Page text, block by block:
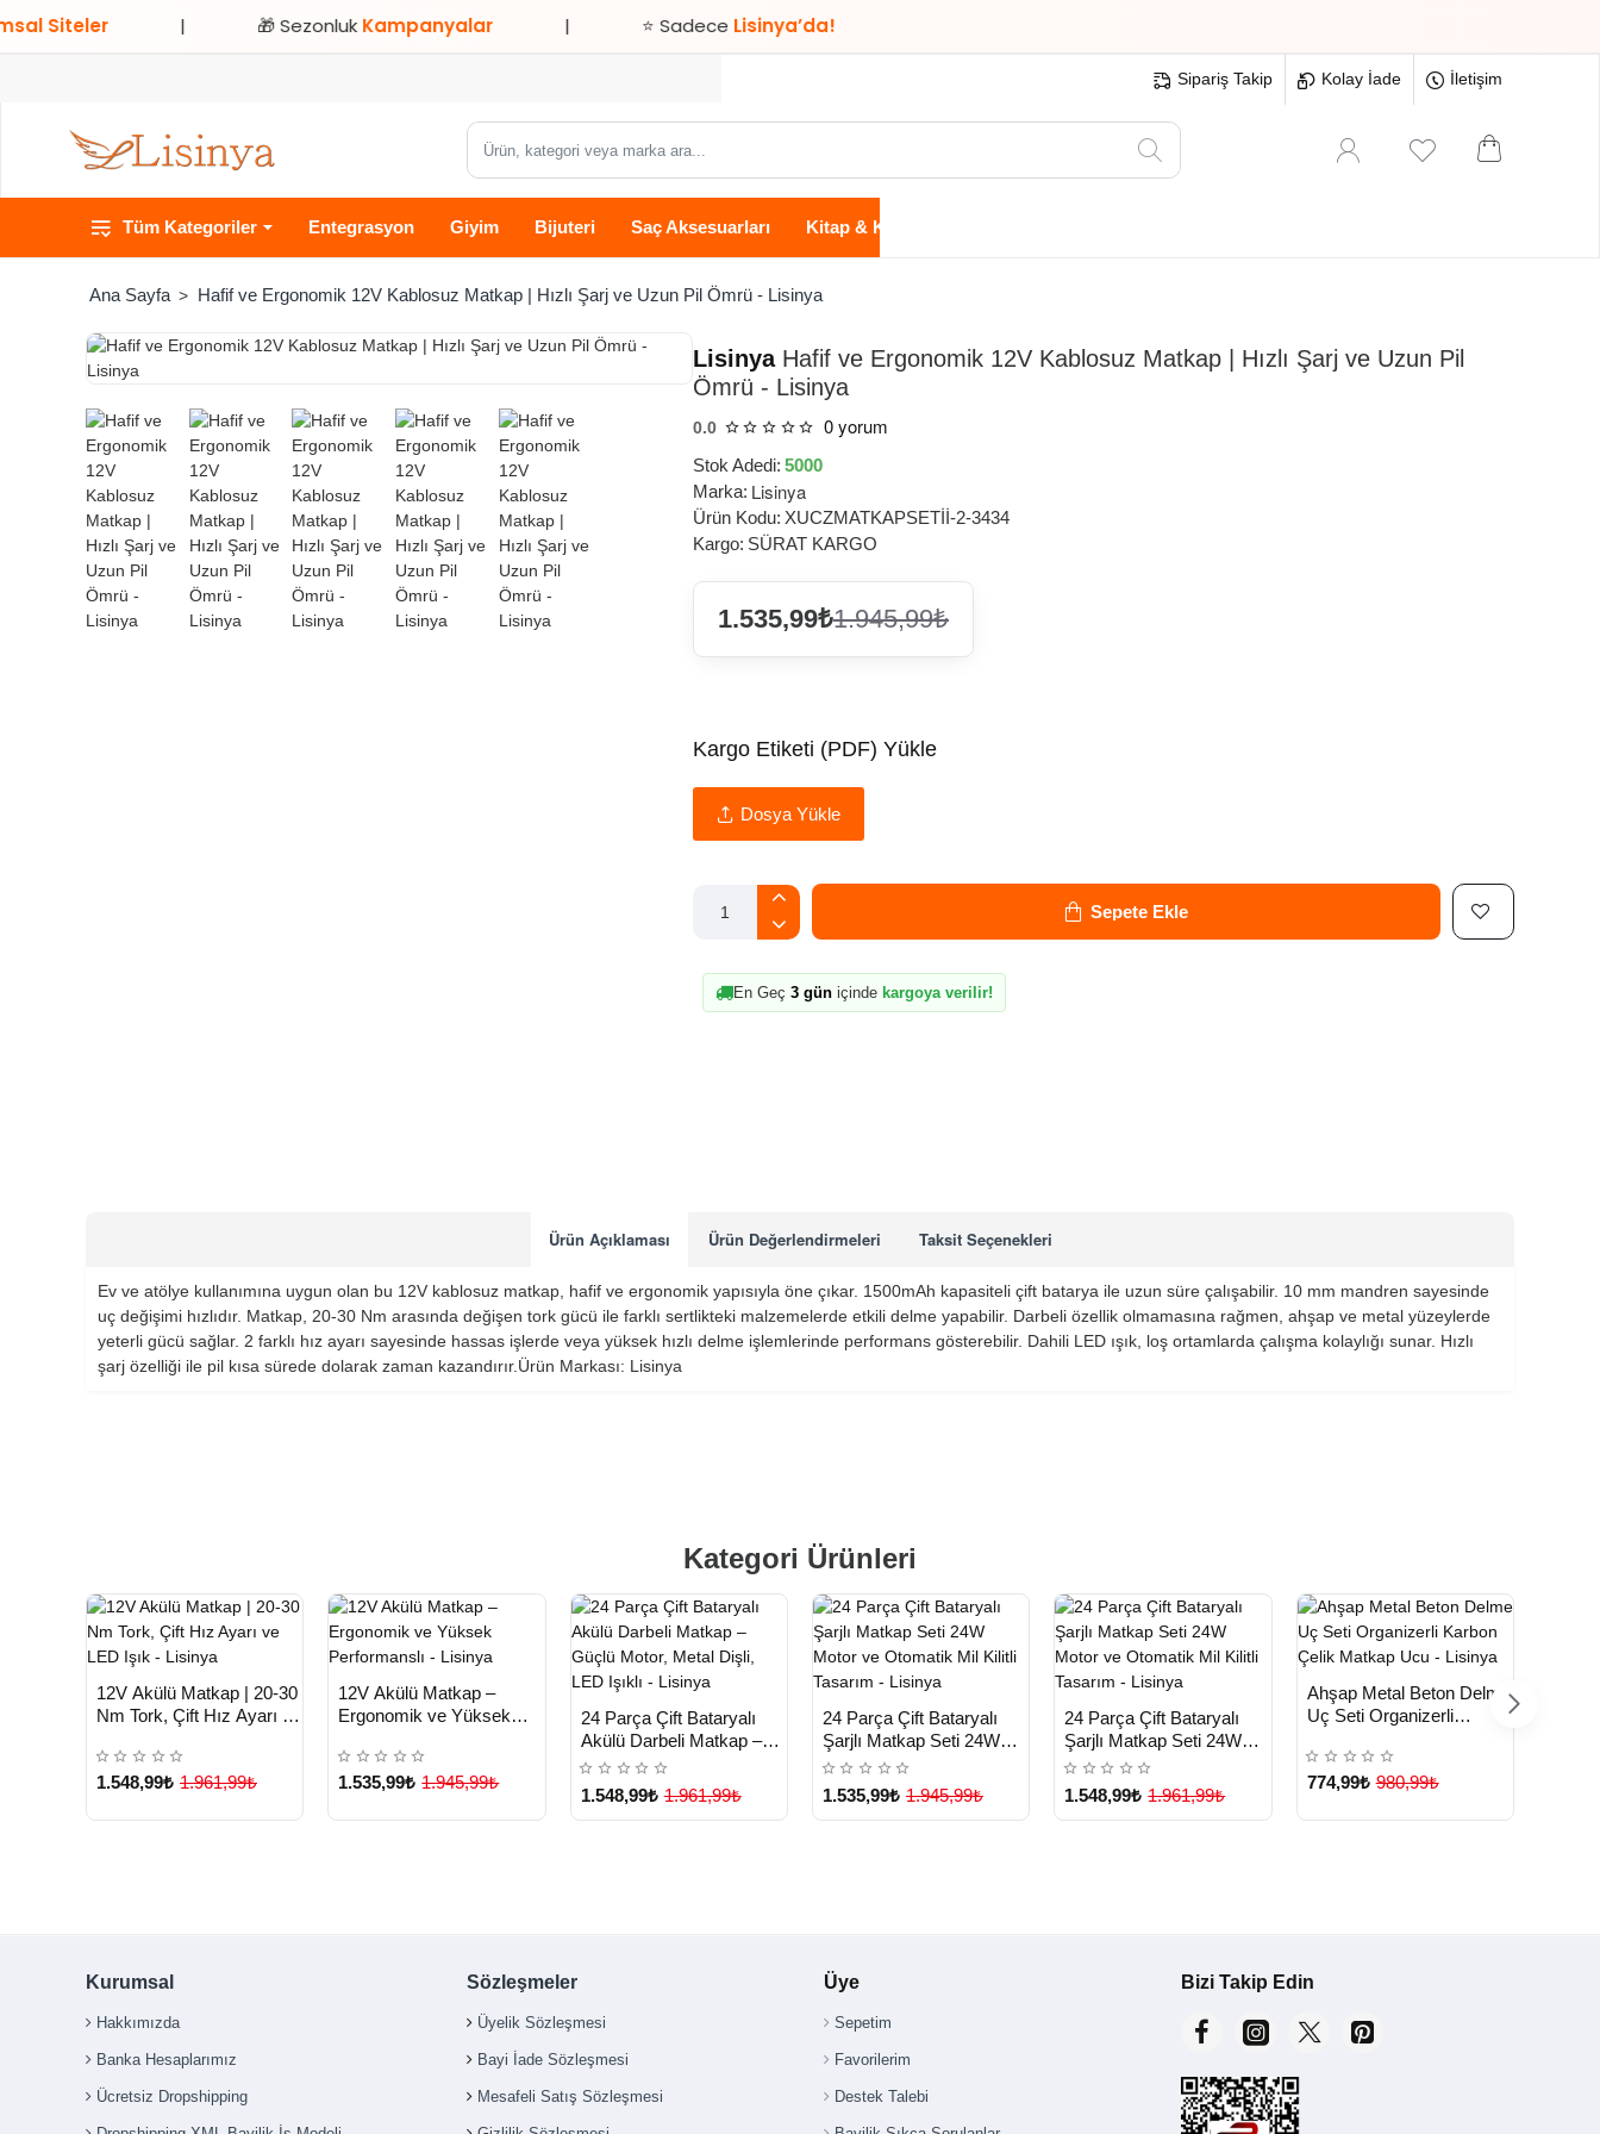
🎁 SezonlukKampanyalar ⭐ SadeceLisinya’da!
Sipariş Takip Kolay İade İletişim
Ürün,
marka
ara...
Tüm Kategoriler Entegrasyon Giyim Bijuteri Saç Aksesuarları Kitap & Kırtasiye
Hafif ve Ergonomik 12V Kablosuz Matkap | Hızlı Şarj ve Uzun Pil Ömrü - Lisinya
LisinyaHafif ve Ergonomik 12V Kablosuz Matkap | Hızlı Şarj ve Uzun Pil
Ömrü - Lisinya
0.0 0 yorum
Stok Adedi: 5000
Marka: Lisinya
Ürün Kodu: XUCZMATKAPSETİİ-2-3434
Kargo: SÜRAT KARGO
1.535,99₺1.945,99₺
Kargo Etiketi (PDF) Yükle
Dosya Yükle
Sepete Ekle
En Geç 3 gün içinde kargoya verilir!
Ürün Açıklaması Ürün Değerlendirmeleri Taksit Seçenekleri
Ev ve atölye kullanımına uygun olan bu 12V kablosuz matkap, hafif ve ergonomik yapısıyla öne çıkar. 1500mAh kapasiteli çift batarya ile uzun süre çalışabilir. 10 mm mandren sayesinde
uç değişimi hızlıdır. Matkap, 20-30 Nm arasında değişen tork gücü ile farklı sertlikteki malzemelerde etkili delme yapabilir. Darbeli özellik olmamasına rağmen, ahşap ve metal yüzeylerde
yeterli gücü sağlar. 2 farklı hız ayarı sayesinde hassas işlerde veya yüksek hızlı delme işlemlerinde performans gösterebilir. Dahili LED ışık, loş ortamlarda çalışma kolaylığı sunar. Hızlı
şarj özelliği ile pil kısa sürede dolarak zaman kazandırır.Ürün Markası: Lisinya
Kategori Ürünleri
TESLİMAT
12V Akülü Matkap | 20-30
Nm Tork, Çift Hız Ayarı ve
1.548,99₺ 1.961,99₺
TESLİMAT
12V Akülü Matkap –
Ergonomik ve Yüksek
1.535,99₺ 1.945,99₺
TESLİMAT
24 Parça Çift Bataryalı
Akülü Darbeli Matkap –
Güçlü Motor, Metal Dişli,
LED Işıklı - Lisinya
1.548,99₺ 1.961,99₺
TESLİMAT
24 Parça Çift Bataryalı
Şarjlı Matkap Seti 24W
Motor ve Otomatik Mil
Kilitli Tasarım - Lisinya
1.535,99₺ 1.945,99₺
TESLİMAT
24 Parça Çift Bataryalı
Şarjlı Matkap Seti 24W
Motor ve Otomatik Mil
Kilitli Tasarım - Lisinya
1.548,99₺ 1.961,99₺
TESLİMAT
Ahşap Metal Beton Delme
Uç Seti Organizerli
- Lisinya
774,99₺ 980,99₺
Kurumsal
Hakkımızda
Banka Hesaplarımız
Ücretsiz Dropshipping
Sözleşmeler
Üyelik Sözleşmesi
Bayi İade Sözleşmesi
Mesafeli Satış Sözleşmesi
Üye
Sepetim
Favorilerim
Destek Talebi
Bizi Takip Edin